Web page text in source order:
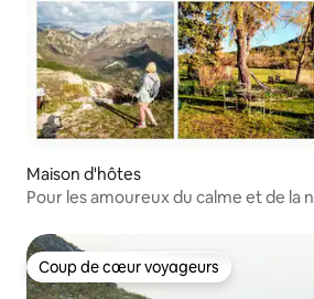
Maison d'hôtes
Pour les amoureux du calme et de la
Coup de cœur voyageurs
Coup de cœur voyageurs